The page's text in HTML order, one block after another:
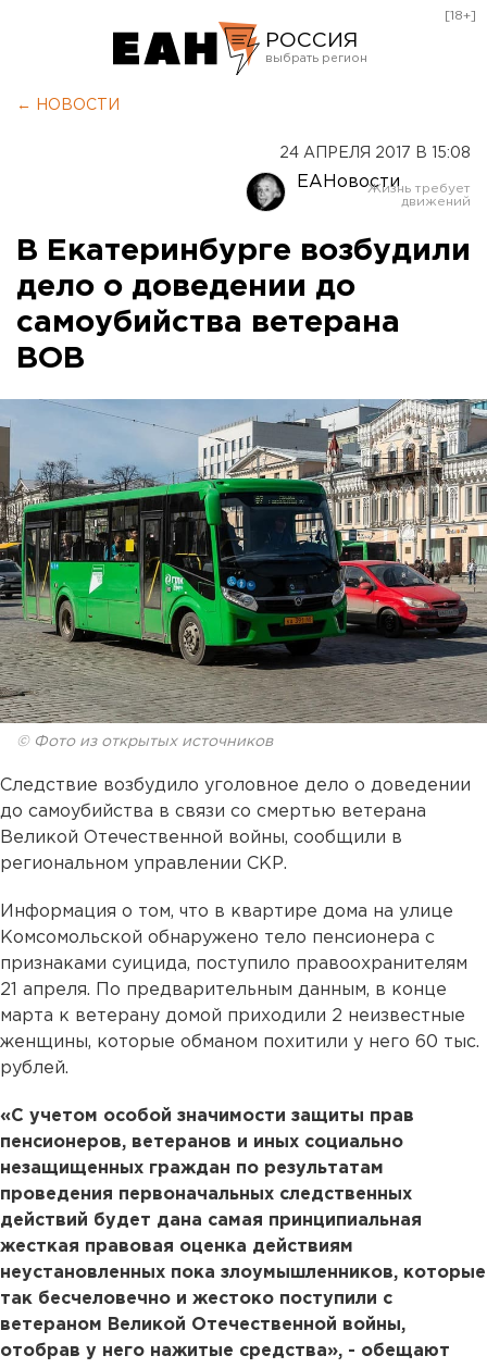
РОССИЯ
Оренбург
[18+]
← НОВОСТИ
24 АПРЕЛЯ 2017 В 15:08
ЕАНовости
В Екатеринбурге возбудили
дело о доведении до
самоубийства ветерана
ВОВ
© Фото из открытых источников
Следствие возбудило уголовное дело о доведении
до самоубийства в связи со смертью ветерана
Великой Отечественной войны, сообщили в
региональном управлении СКР.
Информация о том, что в квартире дома на улице
Комсомольской обнаружено тело пенсионера с
признаками суицида, поступило правоохранителям
21 апреля. По предварительным данным, в конце
марта к ветерану домой приходили 2 неизвестные
женщины, которые обманом похитили у него 60 тыс.
рублей.
«С учетом особой значимости защиты прав
пенсионеров, ветеранов и иных социально
незащищенных граждан по результатам
проведения первоначальных следственных
действий будет дана самая принципиальная
жесткая правовая оценка действиям
неустановленных пока злоумышленников, которые
так бесчеловечно и жестоко поступили с
ветераном Великой Отечественной войны,
отобрав у него нажитые средства», - обещают